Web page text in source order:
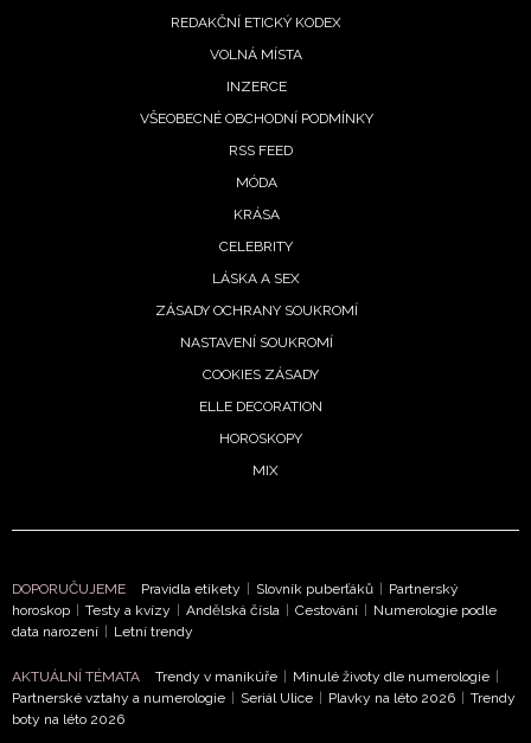
Přihlášením k newsletteru souhlasíte s
podmínkami společnosti BurdaMedia Extra s.r.o.
- BurdaMedia Extra s.r.o. bude s
Vašimi údaji pracovat zejména k organizaci a
vyhodnocení akce a zasílání novinek.
soukromí BurdaMedia Extra s.r.o., zaškrtněte toto pole.
REDAKČNÍ ETICKÝ KODEX
VOLNÁ MÍSTA
INZERCE
VŠEOBECNÉ OBCHODNÍ PODMÍNKY
RSS FEED
MÓDA
KRÁSA
CELEBRITY
LÁSKA A SEX
ZÁSADY OCHRANY SOUKROMÍ
NASTAVENÍ SOUKROMÍ
COOKIES ZÁSADY
ELLE DECORATION
HOROSKOPY
MIX
DOPORUČUJEME Pravidla etikety | Slovník puberťáků | Partnerský
horoskop | Testy a kvízy | Andělská čísla | Cestování | Numerologie podle
data narození | Letní trendy
AKTUÁLNÍ TÉMATA Trendy v manikúře | Minulé životy dle numerologie |
Partnerské vztahy a numerologie | Seriál Ulice | Plavky na léto 2026 | Trendy
boty na léto 2026